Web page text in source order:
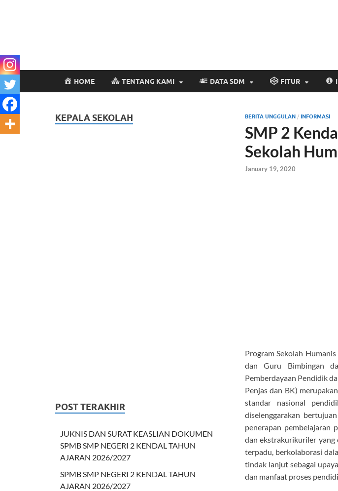
HOME TENTANG KAMI DATA SDM FITUR
BERITA UNGGULAN / INFORMASI
SMP 2
Sekolah
January 19, 2020
Program Sekolah
dan Guru Bimbingan
Pemberdayaan Pendidik
Penjas dan BK)
standar nasional
diselenggarakan
penerapan pembelajaran
dan ekstrakurikuriler yang
terpadu, berkolaborasi
tindak lanjut sebagai
dan manfaat proses
KEPALA SEKOLAH
POST TERAKHIR
JUKNIS DAN SURAT KEASLIAN DOKUMEN
SPMB SMP NEGERI 2 KENDAL TAHUN
AJARAN 2026/2027
SPMB SMP NEGERI 2 KENDAL TAHUN
AJARAN 2026/2027